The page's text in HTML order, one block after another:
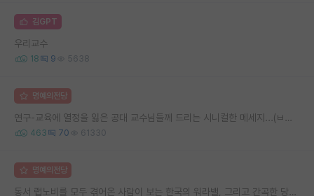
김GPT
우리교수
18 9 5638
명예의전당
연구-교육에 열정을 잃은 공대 교수님들께 드리는 시니컬한 메세지...(ㅂㄷㅂㄷ)
463 70 61330
명예의전당
동서 랩노비를 모두 겪어온 사람이 보는 한국의 워라밸, 그리고 간곡한 당부의 말씀